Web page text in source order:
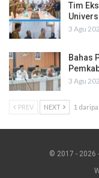
Tim
3 Agu
Bahas
3 Agu
PREV NEXT 1
© 2017 - 2026